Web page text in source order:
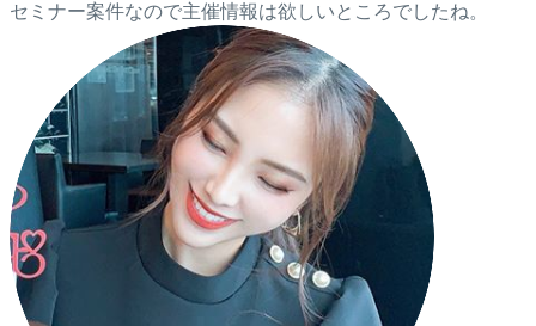
セミナー案件なので主催情報は欲しいところでしたね。